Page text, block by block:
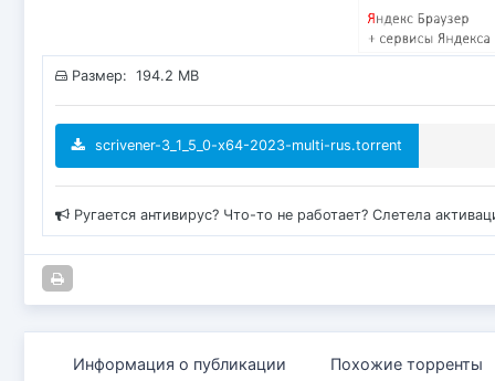
Размер: 194.2 MB
scrivener-3_1_5_0-x64-2023-multi-rus.torrent
Ругается антивирус? Что-то не работает? Слетела
Информация о публикации Похожие торренты